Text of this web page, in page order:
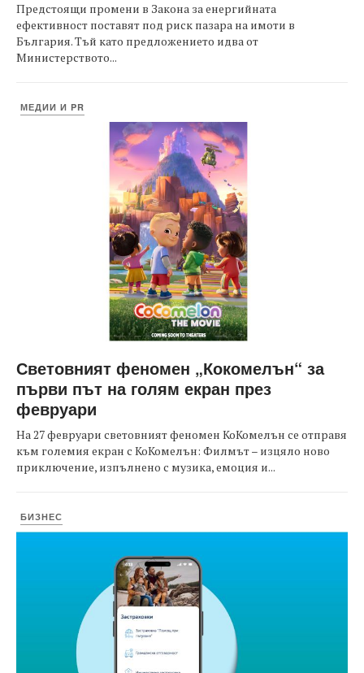
Предстоящи промени в Закона за енергийната
ефективност поставят под риск пазара на имоти в
България. Тъй като предложението идва от
Министерството...
МЕДИИ И PR
Световният феномен „Кокомелън“ за
първи път на голям екран през
февруари
На 27 февруари световният феномен КоКомелън се отправя
към големия екран с КоКомелън: Филмът – изцяло ново
приключение, изпълнено с музика, емоция и...
БИЗНЕС